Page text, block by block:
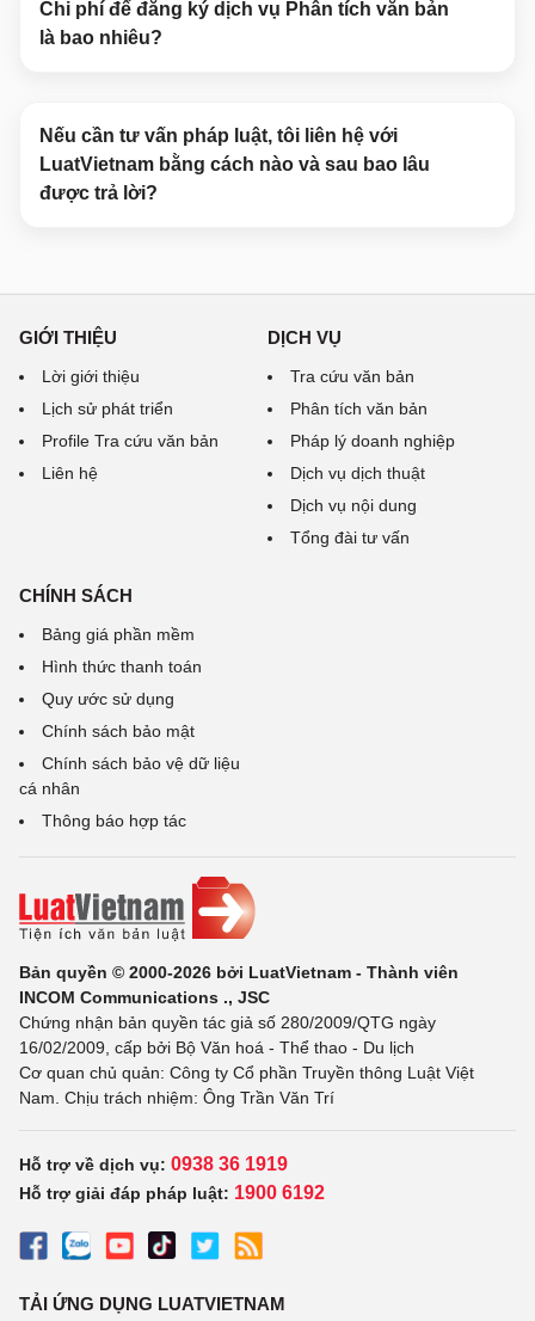
Chi phí để đăng ký dịch vụ Phân tích văn bản
là bao nhiêu?
Nếu cần tư vấn pháp luật, tôi liên hệ với
LuatVietnam bằng cách nào và sau bao lâu
được trả lời?
GIỚI THIỆU
Lời giới thiệu
Lịch sử phát triển
Profile Tra cứu văn bản
Liên hệ
DỊCH VỤ
Tra cứu văn bản
Phân tích văn bản
Pháp lý doanh nghiệp
Dịch vụ dịch thuật
Dịch vụ nội dung
Tổng đài tư vấn
CHÍNH SÁCH
Bảng giá phần mềm
Hình thức thanh toán
Quy ước sử dụng
Chính sách bảo mật
Chính sách bảo vệ dữ liệu
cá nhân
Thông báo hợp tác
Bản quyền © 2000-2026 bởi LuatVietnam - Thành viên
INCOM Communications ., JSC
Chứng nhận bản quyền tác giả số 280/2009/QTG ngày
16/02/2009, cấp bởi Bộ Văn hoá - Thể thao - Du lịch
Cơ quan chủ quản: Công ty Cổ phần Truyền thông Luật Việt
Nam. Chịu trách nhiệm: Ông Trần Văn Trí
Hỗ trợ về dịch vụ: 0938 36 1919
Hỗ trợ giải đáp pháp luật: 1900 6192
TẢI ỨNG DỤNG LUATVIETNAM